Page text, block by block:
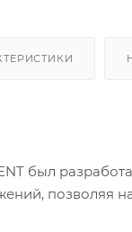
был
позволяя